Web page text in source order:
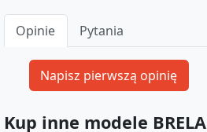
Opinie Pytania
Kup inne modele BRELA